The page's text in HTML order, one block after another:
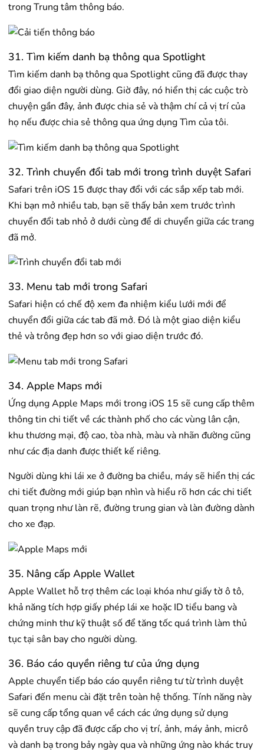
trong Trung tâm thông báo.
31. Tìm kiếm danh bạ thông qua Spotlight
Tìm kiếm danh bạ thông qua Spotlight cũng đã được thay
đổi giao diện người dùng. Giờ đây, nó hiển thị các cuộc trò
chuyện gần đây, ảnh được chia sẻ và thậm chí cả vị trí của
họ nếu được chia sẻ thông qua ứng dụng Tìm của tôi.
32. Trình chuyển đổi tab mới trong trình duyệt Safari
Safari trên iOS 15 được thay đổi với các sắp xếp tab mới.
Khi bạn mở nhiều tab, bạn sẽ thấy bản xem trước trình
chuyển đổi tab nhỏ ở dưới cùng để di chuyển giữa các trang
đã mở.
33. Menu tab mới trong Safari
Safari hiện có chế độ xem đa nhiệm kiểu lưới mới để
chuyển đổi giữa các tab đã mở. Đó là một giao diện kiểu
thẻ và trông đẹp hơn so với giao diện trước đó.
34. Apple Maps mới
Ứng dụng Apple Maps mới trong iOS 15 sẽ cung cấp thêm
thông tin chi tiết về các thành phố cho các vùng lân cận,
khu thương mại, độ cao, tòa nhà, màu và nhãn đường cũng
như các địa danh được thiết kế riêng.
Người dùng khi lái xe ở đường ba chiều, máy sẽ hiển thị các
chi tiết đường mới giúp bạn nhìn và hiểu rõ hơn các chi tiết
quan trọng như làn rẽ, đường trung gian và làn đường dành
cho xe đạp.
35. Nâng cấp Apple Wallet
Apple Wallet hỗ trợ thêm các loại khóa như giấy tờ ô tô,
khả năng tích hợp giấy phép lái xe hoặc ID tiểu bang và
chứng minh thư kỹ thuật số để tăng tốc quá trình làm thủ
tục tại sân bay cho người dùng.
36. Báo cáo quyền riêng tư của ứng dụng
Apple chuyển tiếp báo cáo quyền riêng tư từ trình duyệt
Safari đến menu cài đặt trên toàn hệ thống. Tính năng này
sẽ cung cấp tổng quan về cách các ứng dụng sử dụng
quyền truy cập đã được cấp cho vị trí, ảnh, máy ảnh, micrô
và danh bạ trong bảy ngày qua và những ứng nào khác truy